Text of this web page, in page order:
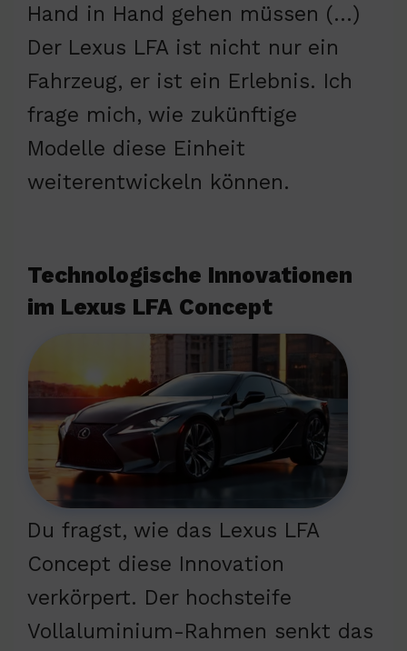
Hand in Hand gehen müssen (…)
Der Lexus LFA ist nicht nur ein
Fahrzeug, er ist ein Erlebnis. Ich
frage mich, wie zukünftige
Modelle diese Einheit
weiterentwickeln können.
Technologische Innovationen
im Lexus LFA Concept
Du fragst, wie das Lexus LFA
Concept diese Innovation
verkörpert. Der hochsteife
Vollaluminium-Rahmen senkt das